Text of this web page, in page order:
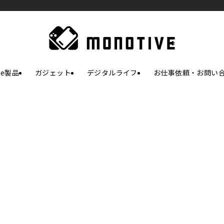
製品 ガジェット デジタルライフ お仕事依頼・お問い